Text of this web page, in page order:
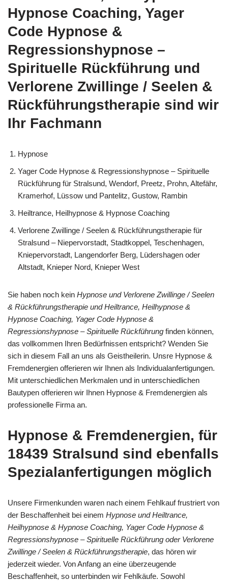
Hypnose Coaching, Yager
Code Hypnose &
Regressionshypnose –
Spirituelle Rückführung und
Verlorene Zwillinge / Seelen &
Rückführungstherapie sind wir
Ihr Fachmann
Hypnose
Yager Code Hypnose & Regressionshypnose – Spirituelle
Rückführung für Stralsund, Wendorf, Preetz, Prohn, Altefähr,
Kramerhof, Lüssow und Pantelitz, Gustow, Rambin
Heiltrance, Heilhypnose & Hypnose Coaching
Verlorene Zwillinge / Seelen & Rückführungstherapie für
Stralsund – Niepervorstadt, Stadtkoppel, Teschenhagen,
Kniepervorstadt, Langendorfer Berg, Lüdershagen oder
Altstadt, Knieper Nord, Knieper West
Sie haben noch kein Hypnose und Verlorene Zwillinge / Seelen
& Rückführungstherapie und Heiltrance, Heilhypnose &
Hypnose Coaching, Yager Code Hypnose &
Regressionshypnose – Spirituelle Rückführung finden können,
das vollkommen Ihren Bedürfnissen entspricht? Wenden Sie
sich in diesem Fall an uns als Geistheilerin. Unsre Hypnose &
Fremdenergien offerieren wir Ihnen als Individualanfertigungen.
Mit unterschiedlichen Merkmalen und in unterschiedlichen
Bautypen offerieren wir Ihnen Hypnose & Fremdenergien als
professionelle Firma an.
Hypnose & Fremdenergien, für
18439 Stralsund sind ebenfalls
Spezialanfertigungen möglich
Unsere Firmenkunden waren nach einem Fehlkauf frustriert von
der Beschaffenheit bei einem Hypnose und Heiltrance,
Heilhypnose & Hypnose Coaching, Yager Code Hypnose &
Regressionshypnose – Spirituelle Rückführung oder Verlorene
Zwillinge / Seelen & Rückführungstherapie, das hören wir
jederzeit wieder. Von Anfang an eine überzeugende
Beschaffenheit, so unterbinden wir Fehlkäufe. Sowohl